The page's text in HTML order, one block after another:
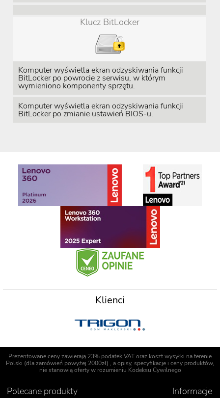
Klucz BitLocker
Komputer wyświetla ekran odzyskiwania funkcji
BitLocker po powrocie z serwisu, w którym
wymieniono komponenty sprzętu.
Komputer wyświetla ekran odzyskiwania funkcji
BitLocker po zmianie ustawień BIOS-u.
Klienci
Prezentowane ceny zawierają 23% podatek VAT oraz koszt wysyłki na terenie
Polski (dla zamówień powyżej 2000zł) , a opisy, specyfikacje i ceny produktów,
nie stanowią oferty w rozumieniu Kodeksu Cywilnego
Polecane produkty Informacje